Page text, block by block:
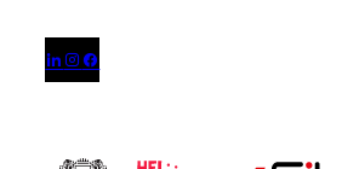
  